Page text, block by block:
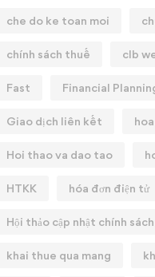
che do ke toan moi
chính sách thuế clb
Fast Financial
Giao dịch liên kết
Hoi thao va dao tao
HTKK hóa đơn điện tử
Hội thảo cập nhật chính
khai thue qua mang